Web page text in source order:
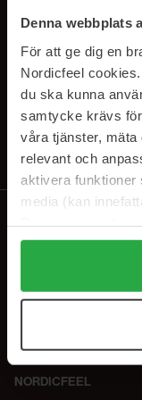
Denna webbplats
För att ge dig en
Nordicfeel
du ska kunna
samtycke krävs
våra tjänster,
relevant och
aktivera funktioner
media (kan
Genom att trycka
alla cookies,
användningen av
samt vår
E-postadresse
Ved å abonnere
NORDICFEEL